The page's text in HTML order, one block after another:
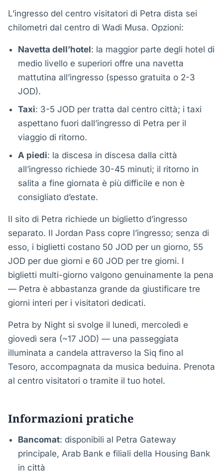
L’ingresso del centro visitatori di Petra dista sei
chilometri dal centro di Wadi Musa. Opzioni:
Navetta dell’hotel: la maggior parte degli hotel di
medio livello e superiori offre una navetta
mattutina all’ingresso (spesso gratuita o 2-3
JOD).
Taxi: 3-5 JOD per tratta dal centro città; i taxi
aspettano fuori dall’ingresso di Petra per il
viaggio di ritorno.
A piedi: la discesa in discesa dalla città
all’ingresso richiede 30-45 minuti; il ritorno in
salita a fine giornata è più difficile e non è
consigliato d’estate.
Il sito di Petra richiede un biglietto d’ingresso
separato. Il Jordan Pass copre l’ingresso; senza di
esso, i biglietti costano 50 JOD per un giorno, 55
JOD per due giorni e 60 JOD per tre giorni. I
biglietti multi-giorno valgono genuinamente la pena
— Petra è abbastanza grande da giustificare tre
giorni interi per i visitatori dedicati.
Petra by Night si svolge il lunedì, mercoledì e
giovedì sera (~17 JOD) — una passeggiata
illuminata a candela attraverso la Siq fino al
Tesoro, accompagnata da musica beduina. Prenota
al centro visitatori o tramite il tuo hotel.
Informazioni pratiche
Bancomat: disponibili al Petra Gateway
principale, Arab Bank e filiali della Housing Bank
in città